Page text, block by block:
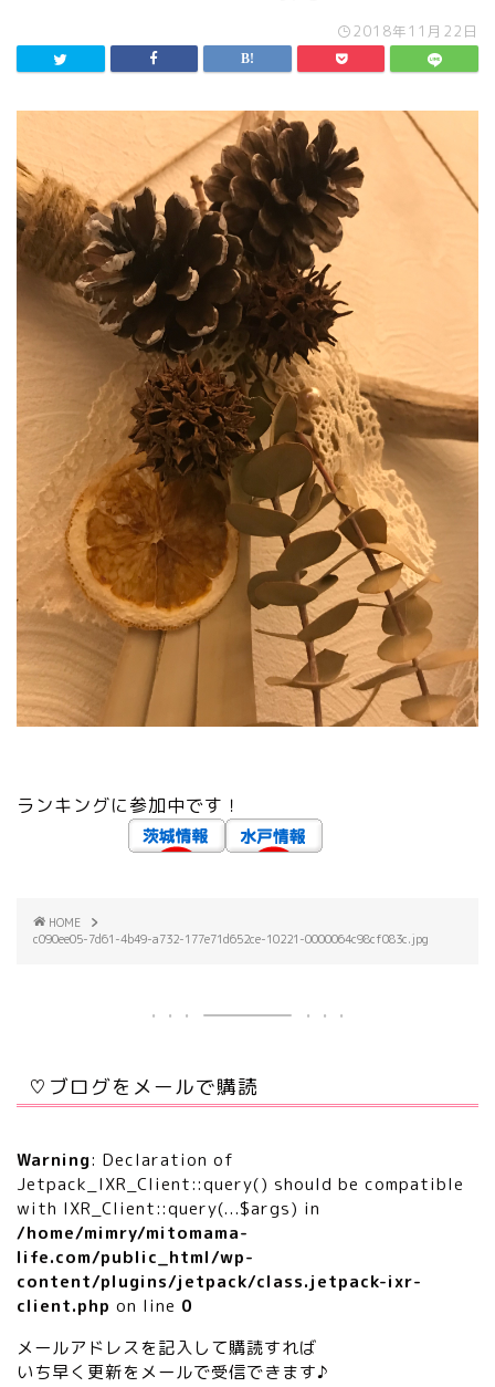
2018年11月22日
ランキングに参加中です！
HOME
c090ee05-7d61-4b49-a732-177e71d652ce-10221-0000064c98cf083c.jpg
♡ブログをメールで購読
Warning: Declaration of
Jetpack_IXR_Client::query() should be compatible
with IXR_Client::query(...$args) in
/home/mimry/mitomama-
life.com/public_html/wp-
content/plugins/jetpack/class.jetpack-ixr-
client.php on line 0
メールアドレスを記入して購読すれば
いち早く更新をメールで受信できます♪